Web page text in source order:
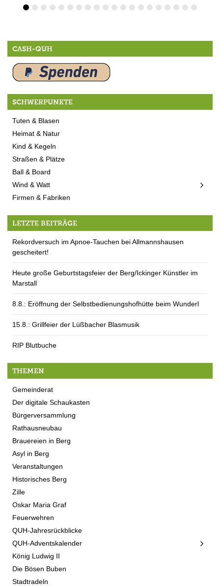
CASH-QUH
SCHWERPUNKTE
Tuten & Blasen
Heimat & Natur
Kind & Kegeln
Straßen & Plätze
Ball & Board
Wind & Watt
Firmen & Fabriken
LETZTE BEITRÄGE
Rekordversuch im Apnoe-Tauchen bei Allmannshausen
gescheitert!
Heute große Geburtstagsfeier der Berg/Ickinger Künstler im
Marstall
8.8.: Eröffnung der Selbstbedienungshofhütte beim Wunderl
15.8.: Grillfeier der Lüßbacher Blasmusik
RIP Blutbuche
THEMEN
Gemeinderat
Der digitale Schaukasten
Bürgerversammlung
Rathausneubau
Brauereien in Berg
Asyl in Berg
Veranstaltungen
Historisches Berg
Zille
Oskar Maria Graf
Feuerwehren
QUH-Jahresrückblicke
QUH-Adventskalender
König Ludwig II
Die Bösen Buben
Stadtradeln